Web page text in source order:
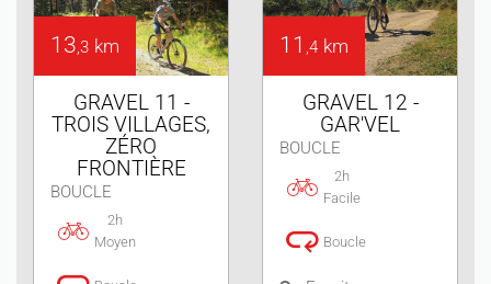
13 ,3 km
GRAVEL 11 -
TROIS VILLAGES,
ZÉRO
FRONTIÈRE
BOUCLE
2h
Moyen
11 ,4 km
GRAVEL 12 -
GAR'VEL
BOUCLE
2h
Facile
Boucle